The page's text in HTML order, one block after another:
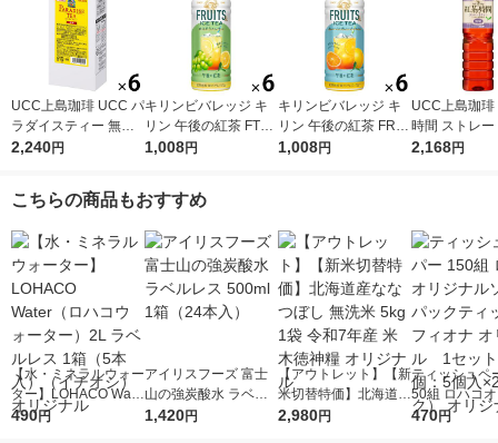
UCC上島珈琲 UCC パ
ラダイスティー 無糖
1000ml 1箱（6本入）
2,240円
キリンビバレッジ キ
リン 午後の紅茶 FTUI
TS ＆ ICE TEA （フ
ン 500ml 1セット（6
1,008円
キリンビバレッジ キ
リン 午後の紅茶 FRUI
TS ＆ ICE TEA （フ
1,008円
UCC上島珈琲
時間 ストレー
ー 無糖
2,168円
こちらの商品もおすすめ
【水・ミネラルウォー
ター】LOHACO Wate
r（ロハコウォータ
490円
アイリスフーズ 富士
山の強炭酸水 ラベル
レス 500ml 1箱（24
1,420円
【アウトレット】【新
米切替特価】北海道産
ななつぼし 無洗米 5k
2,980円
ティッシュペ
50組 ロハコ
ルソフトパッ
470円